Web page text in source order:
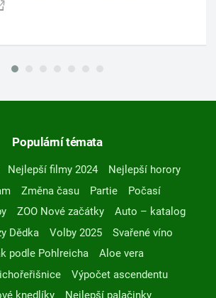
Populární témata
Nejlepší filmy 2024
Nejlepší horory
Změna času Partie
Počasí
ZOO Nové začátky
Auto – katalog
Dědka
Volby 2025
Svařené víno
podle Pohlreicha
Aloe vera
Výpočet ascendentu
knedlíky
Nejlepší palačinky